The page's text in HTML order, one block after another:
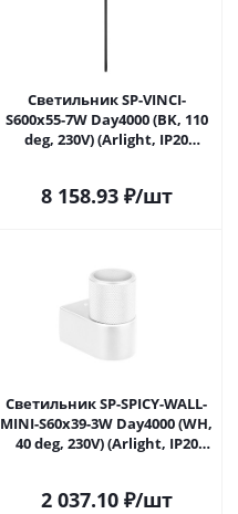
Светильник SP-VINCI-
S600x55-7W Day4000 (BK, 110
deg, 230V) (Arlight, IP20
8 158.93₽/шт
Светильник SP-SPICY-WALL-
MINI-S60x39-3W Day4000 (WH,
40 deg, 230V) (Arlight, IP20
2 037.10₽/шт